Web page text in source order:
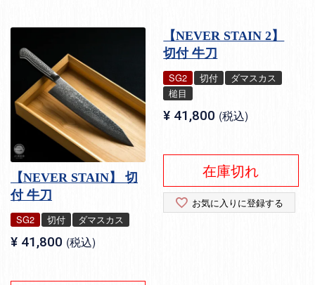
【NEVER STAIN】 切
付 牛刀
SG2 切付 ダマスカス
¥ 41,800 税込
【NEVER STAIN 2】
切付 牛刀
SG2 切付
ダマスカス
槌目
¥ 41,800 税込
在庫切れ
お気に入りに登録する